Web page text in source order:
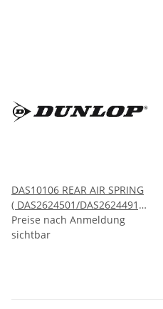
DAS10106 REAR AIR SPRING
( DAS2624501/DAS2624491)
BMW 7 SERIES F01 F02
Chassis 2009-2015
Preise nach Anmeldung
sichtbar